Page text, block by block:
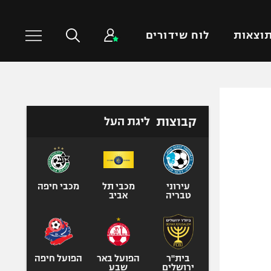
תוצאות לוח שידורים
טניס
כדורעף
ספורט אולימפי
קבוצות ליגת העל
עירוני
טבריה
מכבי תל
אביב
מכבי חיפה
בית"ר
ירושלים
הפועל באר
שבע
הפועל חיפה